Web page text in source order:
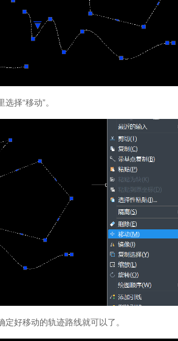
择“移动”。
好移动的轨迹路线就可以了。